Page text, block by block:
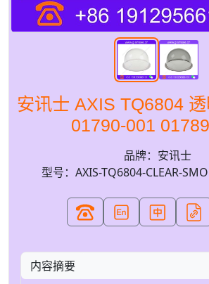
安讯士 AXIS TQ6804
01790-001
品牌：安讯士
型号：AXIS-TQ6804-CLEAR-
内容摘要